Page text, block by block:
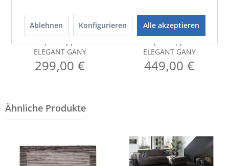
Nepal-Teppich
ELEGANT GANY
299,00 €
Nepal-Teppich
ELEGANT GANY
449,00 €
Ablehnen Konfigurieren Alle akzeptieren